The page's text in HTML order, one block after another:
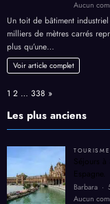
Aucun
Un toit de bâtiment
milliers de mètres carrés
plus qu’une…
Voir article complet
Page:
1 2 … 338 Next
»
Les plus anciens
TOURISME
Séjours à
Espagne.
Barbara
Aucun